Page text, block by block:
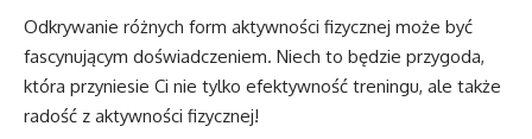
Odkrywanie różnych form aktywności fizycznej może być
fascynującym doświadczeniem. Niech to będzie przygoda,
która przyniesie Ci nie tylko efektywność treningu, ale także
radość z aktywności fizycznej!